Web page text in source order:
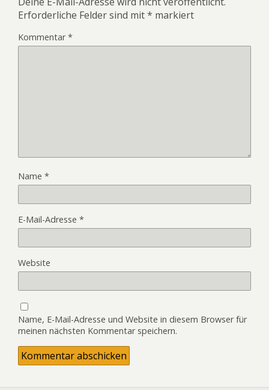
Erforderliche Felder sind mit* markiert
Kommentar*
Name *
E-Mail-Adresse *
Website
Name, E-Mail-Adresse und Website in diesem Browser für
meinen nächsten Kommentar speichern.